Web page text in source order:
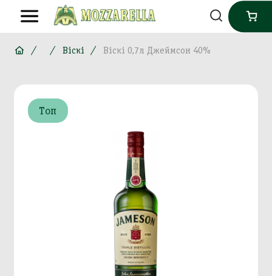
Віскі Віскі 0,7л Джеймсон 40%
Топ